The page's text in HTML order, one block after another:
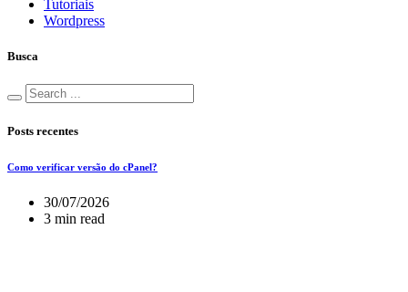
Tutoriais
Wordpress
Busca
Posts recentes
Como verificar versão do cPanel?
30/07/2026
3 min read